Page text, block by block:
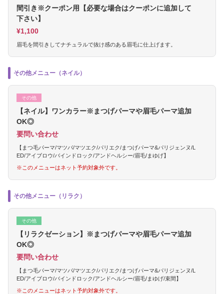
間引き※クーポン用【必要な場合はクーポンに追加して
下さい】
¥1,100
眉毛を間引きしてナチュラルで抜け感のある眉毛に仕上げます。
その他メニュー（ネイル）
その他
【ネイル】ワンカラー※まつげパーマや眉毛パーマ追加
OK◎
要問い合わせ
【まつ毛パーマ/マツパ/マツエク/パリエク/まつげパーマ&パリジェンヌ/L
ED/アイブロウ/バインドロック/アンドヘルシー/眉毛/まゆげ】
※このメニューはネット予約対象外です。
その他メニュー（リラク）
その他
【リラクゼーション】※まつげパーマや眉毛パーマ追加
OK◎
要問い合わせ
【まつ毛パーマ/マツパ/マツエク/パリエク/まつげパーマ&パリジェンヌ/L
ED/アイブロウ/バインドロック/アンドヘルシー/眉毛/まゆげ/束間】
※このメニューはネット予約対象外です。